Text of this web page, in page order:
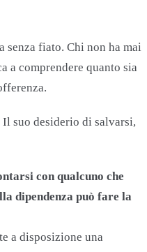
senza fiato. Chi non ha mai
a comprendere quanto sia
suo desiderio di salvarsi,
con qualcuno che
dipendenza può fare la
a disposizione una